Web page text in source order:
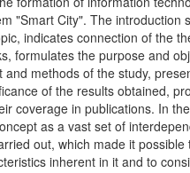
"Smart City". The introduction
indicates connection of the
formulates the purpose and
and methods of the study,
of the results obtained,
coverage in publications. In
as a vast set of
out, which made it
inherent in it and to